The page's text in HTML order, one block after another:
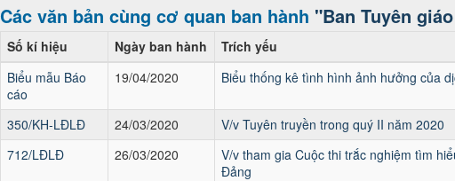
Các văn bản cùng cơ quan ban hành "Ban Tuyên
Số kí hiệu Ngày ban hành
Trích yếu
Biểu mẫu Báo
cáo
19/04/2020 Biểu thống kê tình hình ảnh hưởng của
350/KH-LĐLĐ 24/03/2020
V/v Tuyên truyền trong quý II năm 2020
712/LĐLĐ
26/03/2020
V/v tham gia Cuộc thi trắc nghiệm tìm
Đảng